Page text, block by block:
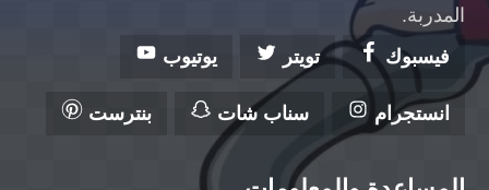
المدربة.
فيسبوك
تويتر يوتيوب
انستجرام سناب شات بنترست